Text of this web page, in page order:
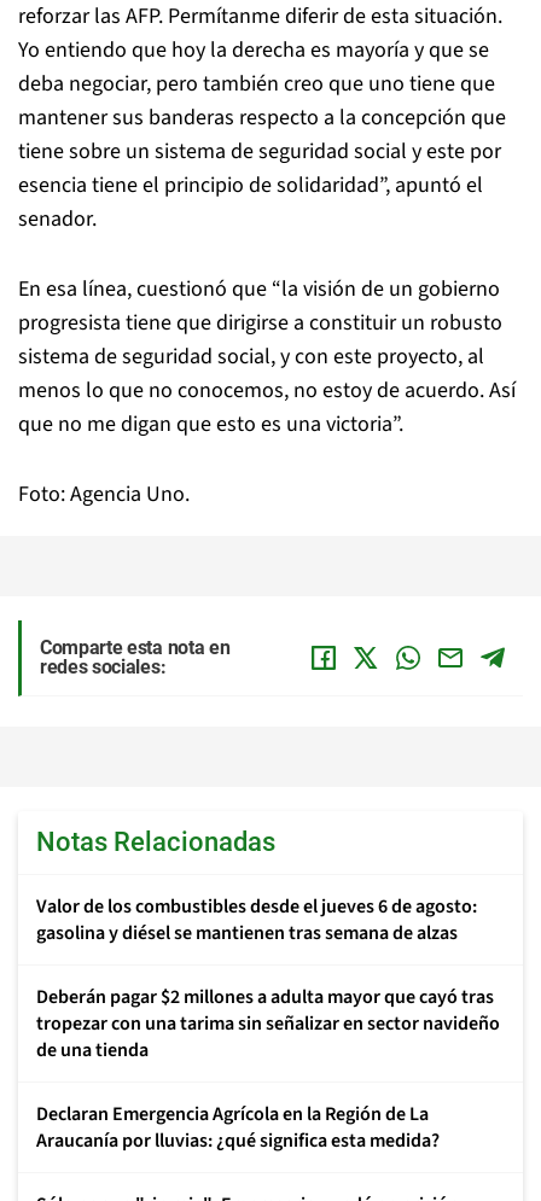
reforzar las AFP. Permítanme diferir de esta situación.
Yo entiendo que hoy la derecha es mayoría y que se
deba negociar, pero también creo que uno tiene que
mantener sus banderas respecto a la concepción que
tiene sobre un sistema de seguridad social y este por
esencia tiene el principio de solidaridad”, apuntó el
senador.
En esa línea, cuestionó que “la visión de un gobierno
progresista tiene que dirigirse a constituir un robusto
sistema de seguridad social, y con este proyecto, al
menos lo que no conocemos, no estoy de acuerdo. Así
que no me digan que esto es una victoria”.
Foto: Agencia Uno.
Comparte esta nota en
redes sociales:
Notas Relacionadas
Valor de los combustibles desde el jueves 6 de agosto:
gasolina y diésel se mantienen tras semana de alzas
Deberán pagar $2 millones a adulta mayor que cayó tras
tropezar con una tarima sin señalizar en sector navideño
de una tienda
Declaran Emergencia Agrícola en la Región de La
Araucanía por lluvias: ¿qué significa esta medida?